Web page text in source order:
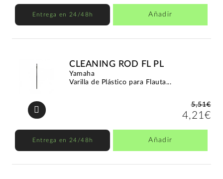
Entrega en 24/48h Añadir
CLEANING ROD FL PL
Yamaha
Varilla de Plástico para Flauta...
5,51€
4,21€
Entrega en 24/48h Añadir